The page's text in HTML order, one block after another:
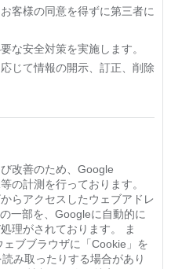
客様の同意を得ずに第三者に
な安全対策を実施します。
じて情報の開示、訂正、削除
改善のため、Google
の計測を行っております。
らアクセスしたウェブアドレ
一部を、Googleに自動的に
理がされております。 ま
ブブラウザに「Cookie」を
み取ったりする場合があり